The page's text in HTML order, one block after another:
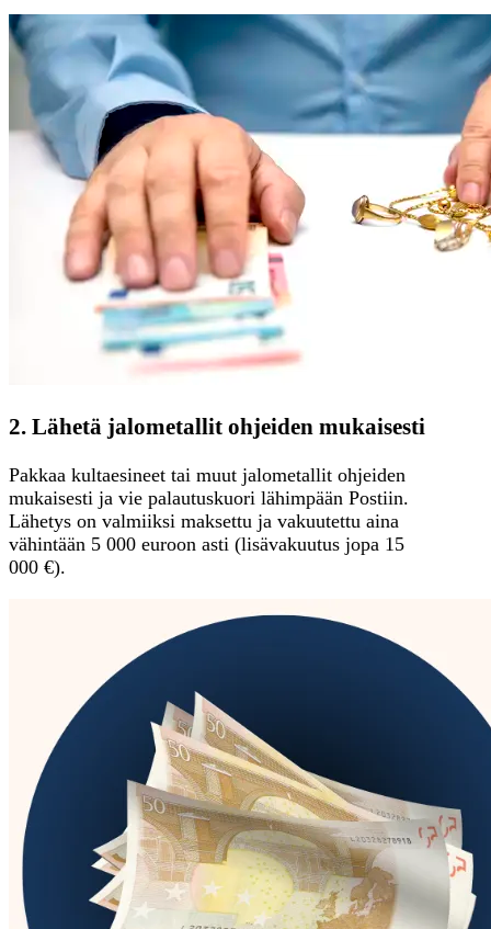
2. Lähetä jalometallit ohjeiden mukaisesti
Pakkaa kultaesineet tai muut jalometallit ohjeiden
mukaisesti ja vie palautuskuori lähimpään Postiin.
Lähetys on valmiiksi maksettu ja vakuutettu aina
vähintään 5 000 euroon asti (lisävakuutus jopa 15
000 €).